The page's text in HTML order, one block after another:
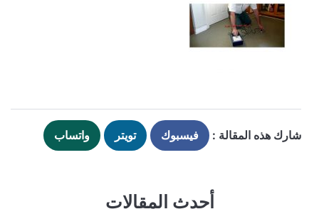
شارك هذه المقالة : فيسبوك تويتر واتساب
أحدث المقالات